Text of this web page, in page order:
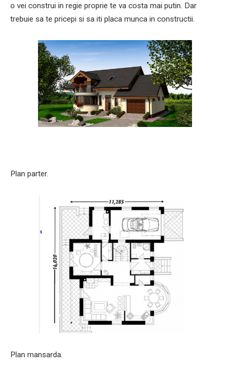
o vei construi in regie proprie te va costa mai putin. Dar
trebuie sa te pricepi si sa iti placa munca in constructii.
Plan parter.
Plan mansarda.